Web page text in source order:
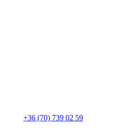
+36 (70) 739 02 59